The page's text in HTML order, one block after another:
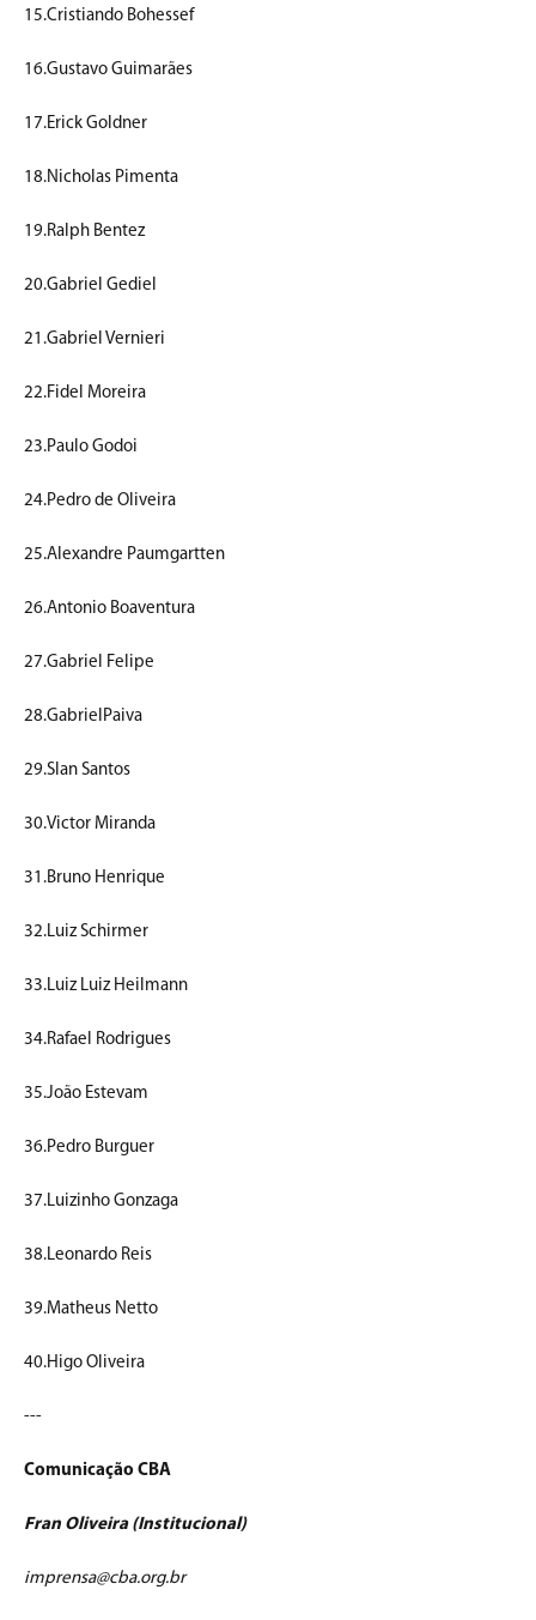
15.Cristiando Bohessef
16.Gustavo Guimarães
17.Erick Goldner
18.Nicholas Pimenta
19.Ralph Bentez
20.Gabriel Gediel
21.Gabriel Vernieri
22.Fidel Moreira
23.Paulo Godoi
24.Pedro de Oliveira
25.Alexandre Paumgartten
26.Antonio Boaventura
27.Gabriel Felipe
28.GabrielPaiva
29.Slan Santos
30.Victor Miranda
31.Bruno Henrique
32.Luiz Schirmer
33.Luiz Luiz Heilmann
34.Rafael Rodrigues
35.João Estevam
36.Pedro Burguer
37.Luizinho Gonzaga
38.Leonardo Reis
39.Matheus Netto
40.Higo Oliveira
---
Comunicação CBA
Fran Oliveira (Institucional)
imprensa@cba.org.br